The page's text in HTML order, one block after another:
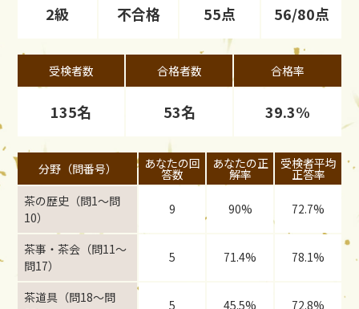
2級 不合格 55点 56/80点
受検者数 合格者数 合格率
135名 53名 39.3%
分野（問番号） あなたの回
答数
あなたの正
解率
受検者平均
正答率
茶の歴史（問1〜問
10）
9 90% 72.7%
茶事・茶会（問11〜
問17）
5 71.4% 78.1%
茶道具（問18〜問
5 45.5% 72.8%